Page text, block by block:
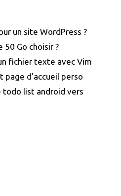
un site WordPress ?
Go choisir ?
fichier texte avec Vim
d’accueil perso
todo list android vers